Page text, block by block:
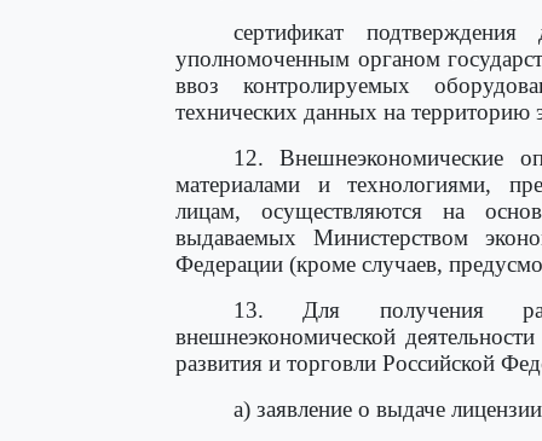
сертификат
уполномоченным органом
ввоз контролируемых
технических данных на территорию
12. Внешнеэкономические
материалами и технологиями,
лицам, осуществляются на
выдаваемых Министерством
Федерации (кроме случаев,
13. Для получения
внешнеэкономической
развития и торговли Российской
а) заявление о выдаче